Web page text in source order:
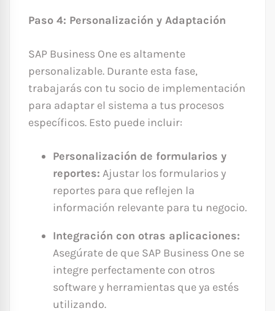
Paso 4: Personalización y Adaptación
SAP Business One es altamente
personalizable. Durante esta fase,
trabajarás con tu socio de implementación
para adaptar el sistema a tus procesos
específicos. Esto puede incluir:
Personalización de formularios y
reportes: Ajustar los formularios y
reportes para que reflejen la
información relevante para tu negocio.
Integración con otras aplicaciones:
Asegúrate de que SAP Business One se
integre perfectamente con otros
software y herramientas que ya estés
utilizando.